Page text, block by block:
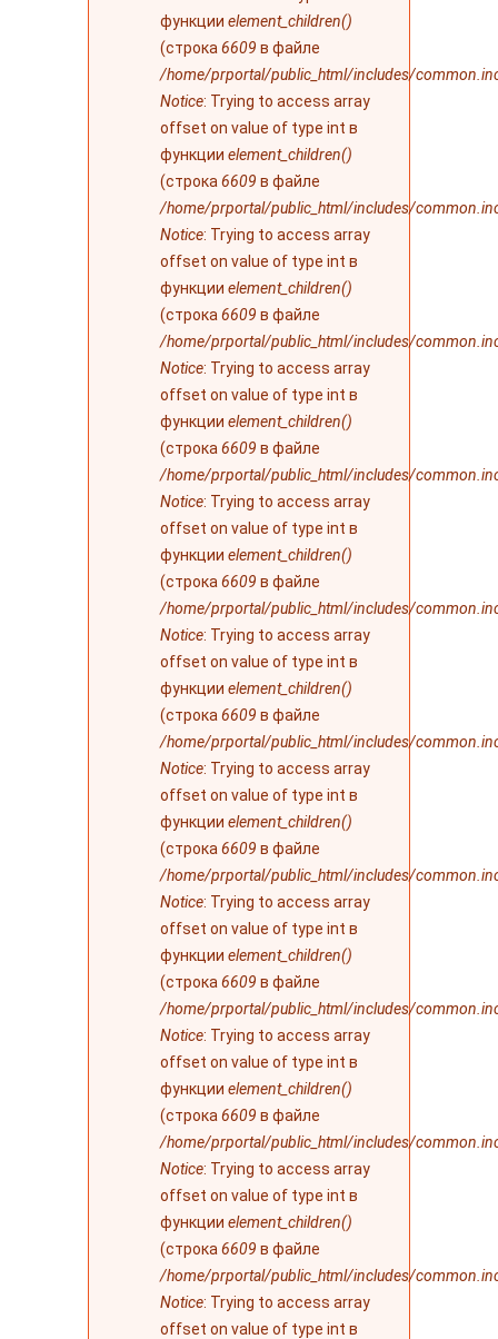
функции element_children()
(строка 6609 в файле
/home/prportal/public_html/includes/
Notice: Trying to access array
offset on value of type int в
функции element_children()
(строка 6609 в файле
/home/prportal/public_html/includes/
Notice: Trying to access array
offset on value of type int в
функции element_children()
(строка 6609 в файле
/home/prportal/public_html/includes/
Notice: Trying to access array
offset on value of type int в
функции element_children()
(строка 6609 в файле
/home/prportal/public_html/includes/
Notice: Trying to access array
offset on value of type int в
функции element_children()
(строка 6609 в файле
/home/prportal/public_html/includes/
Notice: Trying to access array
offset on value of type int в
функции element_children()
(строка 6609 в файле
/home/prportal/public_html/includes/
Notice: Trying to access array
offset on value of type int в
функции element_children()
(строка 6609 в файле
/home/prportal/public_html/includes/
Notice: Trying to access array
offset on value of type int в
функции element_children()
(строка 6609 в файле
/home/prportal/public_html/includes/
Notice: Trying to access array
offset on value of type int в
функции element_children()
(строка 6609 в файле
/home/prportal/public_html/includes/
Notice: Trying to access array
offset on value of type int в
функции element_children()
(строка 6609 в файле
/home/prportal/public_html/includes/
Notice: Trying to access array
offset on value of type int в